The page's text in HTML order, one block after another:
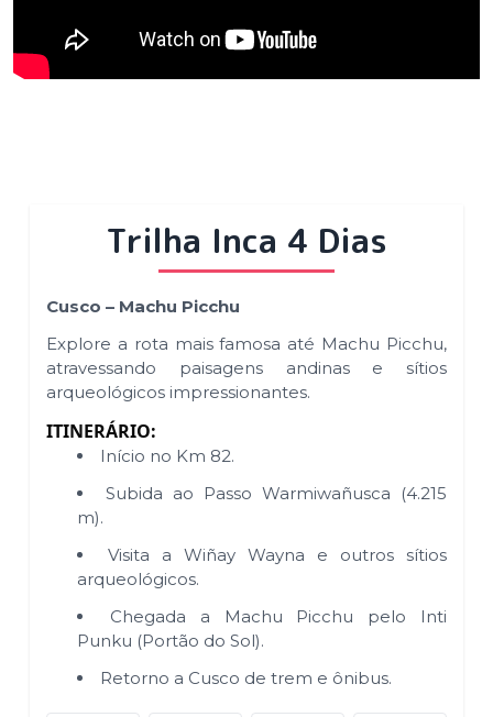
Trilha Inca 4 Dias
Cusco – Machu Picchu
Explore a rota mais famosa até Machu Picchu,
atravessando paisagens andinas e sítios
arqueológicos impressionantes.
ITINERÁRIO:
Início no Km 82.
Subida ao Passo Warmiwañusca (4.215
m).
Visita a Wiñay Wayna e outros sítios
arqueológicos.
Chegada a Machu Picchu pelo Inti
Punku (Portão do Sol).
Retorno a Cusco de trem e ônibus.